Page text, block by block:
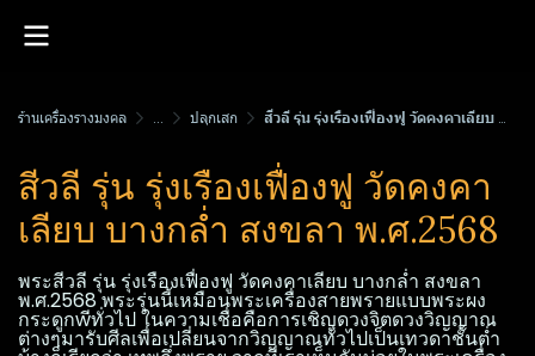
ร้านเครื่องรางมงคล ... ปลุกเสก สีวลี รุ่น รุ่งเรือง​เฟื่องฟู​ วัด​คงคา​เลียบ​ บางกล่ำ​ สงขลา​ พ.ศ.2568
สีวลี รุ่น รุ่งเรือง​เฟื่องฟู​ วัด​คงคา​
เลียบ​ บางกล่ำ​ สงขลา​ พ.ศ.2568
พระสีวลี รุ่น รุ่งเรือง​เฟื่องฟู​ วัด​คงคา​เลียบ​ บางกล่ำ​ สงขลา​
พ.ศ.2568 พระรุ่นนี้เหมือนพระเครื่องสายพรายแบบพระผง​
กระดูกwีทั่วไป ในความเชื่อคือการเชิญดวงจิตดวงวิญญาณ​
ต่างๆมารับศีลเพื่อเปลี่ยนจากวิญญาณ​ทั่วไปเป็นเทวดาชั้นต่ำ